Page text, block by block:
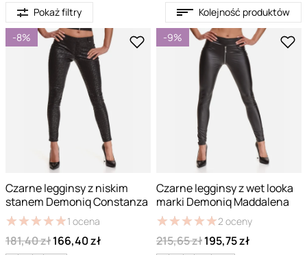
Pokaż filtry
Kolejność produktów
-8%
Czarne legginsy z niskim
stanem Demoniq Constanza
★★★★★
★★★★★1 ocena
181,40 zł166,40 zł
-9%
Czarne legginsy z wet looka
marki Demoniq Maddalena
★★★★★
★★★★★2 oceny
215,65 zł195,75 zł